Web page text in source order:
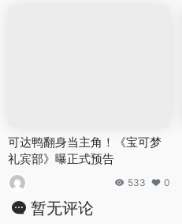
可达鸭翻身当主角！《宝可梦
礼宾部》曝正式预告
533 0
暂无评论